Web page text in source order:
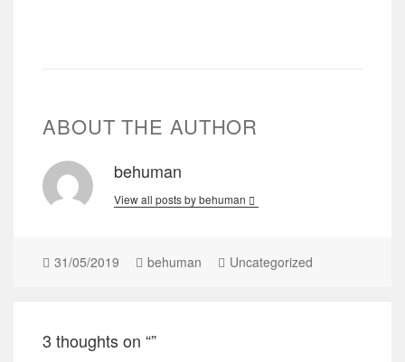
ABOUT THE AUTHOR
behuman
View all posts by behuman
31/05/2019 behuman Uncategorized
3 thoughts on “”